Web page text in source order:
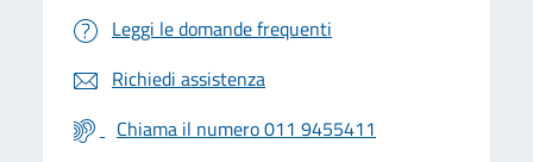
Leggi le domande frequenti
Richiedi assistenza
Chiama il numero 011 9455411